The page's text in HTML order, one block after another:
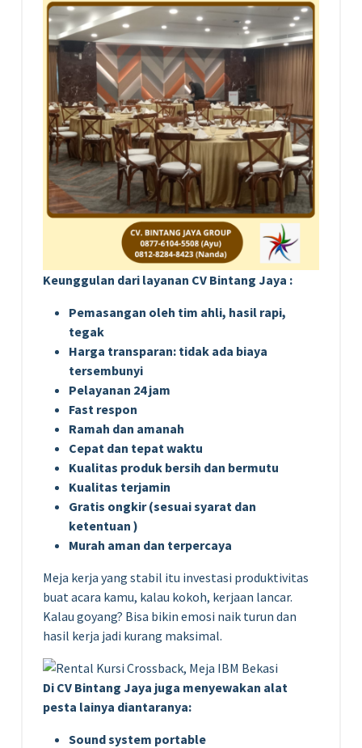
Keunggulan dari layanan CV Bintang Jaya :
Pemasangan oleh tim ahli, hasil rapi,
tegak
Harga transparan: tidak ada biaya
tersembunyi
Pelayanan 24 jam
Fast respon
Ramah dan amanah
Cepat dan tepat waktu
Kualitas produk bersih dan bermutu
Kualitas terjamin
Gratis ongkir (sesuai syarat dan
ketentuan )
Murah aman dan terpercaya
Meja kerja yang stabil itu investasi produktivitas
buat acara kamu, kalau kokoh, kerjaan lancar.
Kalau goyang? Bisa bikin emosi naik turun dan
hasil kerja jadi kurang maksimal.
Di CV Bintang Jaya juga menyewakan alat
pesta lainya diantaranya:
Sound system portable